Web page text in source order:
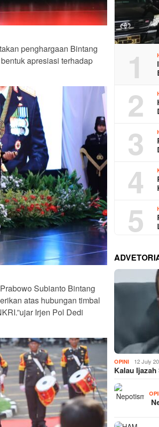
penghargaan Bintang
apresiasi terhadap
Subianto Bintang
atas hubungan timbal
Irjen Pol Dedi
1
2
3
4
5
OPINI 12 July
Kalau